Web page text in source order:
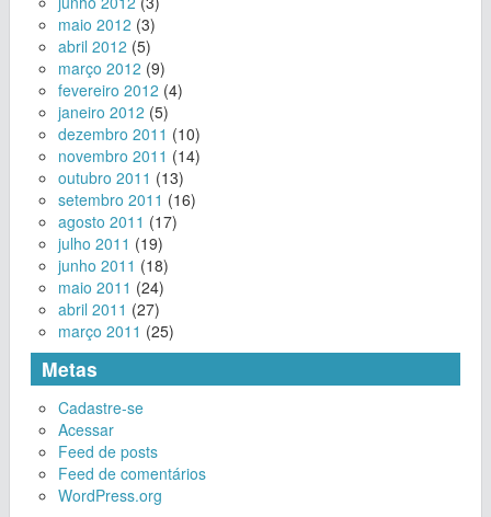
maio 2012 (3)
abril 2012 (5)
março 2012 (9)
fevereiro 2012 (4)
janeiro 2012 (5)
dezembro 2011 (10)
novembro 2011 (14)
outubro 2011 (13)
setembro 2011 (16)
agosto 2011 (17)
julho 2011 (19)
junho 2011 (18)
maio 2011 (24)
abril 2011 (27)
março 2011 (25)
Metas
Cadastre-se
Acessar
Feed de posts
Feed de comentários
WordPress.org